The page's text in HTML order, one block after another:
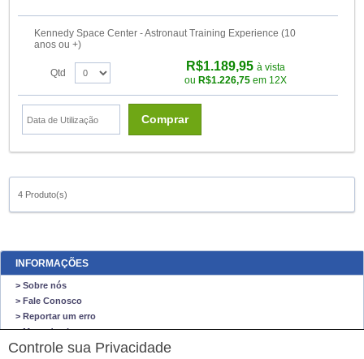
Kennedy Space Center - Astronaut Training Experience (10
anos ou +)
Qtd R$1.189,95 à vista
ou R$1.226,75em 12X
Comprar
4 Produto(s)
INFORMAÇÕES
> Sobre nós
> Fale Conosco
> Reportar um erro
> Mapa do site
Controle sua Privacidade